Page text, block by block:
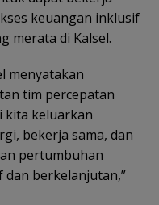
keuangan inklusif
merata di Kalsel.
menyatakan
tim percepatan
kita keluarkan
bekerja sama, dan
pertumbuhan
berkelanjutan,”